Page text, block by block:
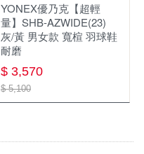
YONEX優乃克【超輕
量】SHB-AZWIDE(23)
灰/黃 男女款 寬楦 羽球鞋
耐磨
$ 3,570
$ 5,100